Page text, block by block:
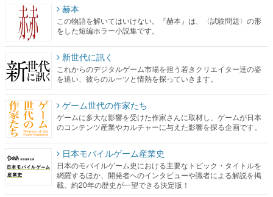
赫本
この物語を解いてはいけない。『赫本』は、〈試験問題〉の形
をした短編ホラー小説集です。
新世代に訊く
これからのデジタルゲーム市場を担う若きクリエイター達の姿
を追い、彼らのルーツと情熱を探っていきます。
ゲーム世代の作家たち
ゲームに多大な影響を受けた作家さんに取材し、ゲームが日本
のコンテンツ産業やカルチャーに与えた影響を探る企画です。
日本モバイルゲーム産業史
日本のモバイルゲーム史における主要なトピック・タイトルを
網羅するほか、開発者へのインタビューや識者による解説を掲
載。約20年の歴史が一望できる決定版！